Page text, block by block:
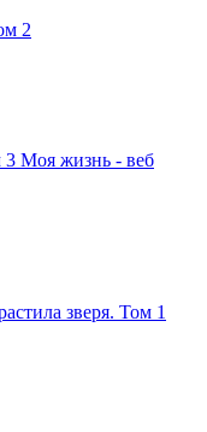
2
Моя жизнь - веб
зверя. Том 1